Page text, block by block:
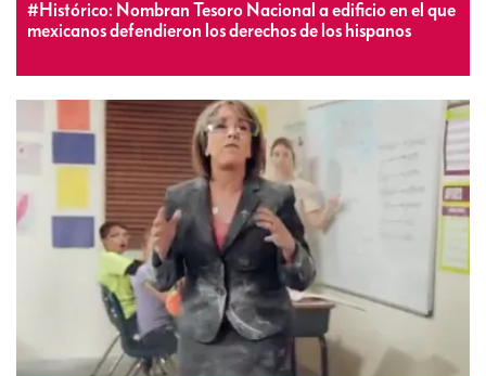
#Histórico: Nombran Tesoro Nacional a edificio en el que
mexicanos defendieron los derechos de los hispanos